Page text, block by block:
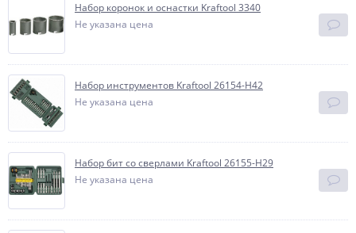
Набор коронок и оснастки Kraftool 3340
Не указана цена
Набор инструментов Kraftool 26154-H42
Не указана цена
Набор бит со сверлами Kraftool 26155-H29
Не указана цена